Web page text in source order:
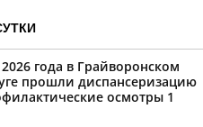
года в Грайворонском
прошли диспансеризацию
осмотры 1